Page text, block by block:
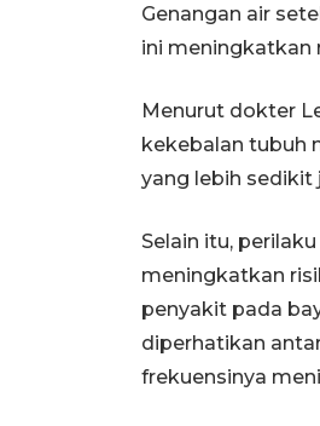
Genangan air
ini meningkatkan
Menurut dokter
kekebalan tubuh
yang lebih
Selain itu,
meningkatkan
penyakit pada
diperhatikan
frekuensinya